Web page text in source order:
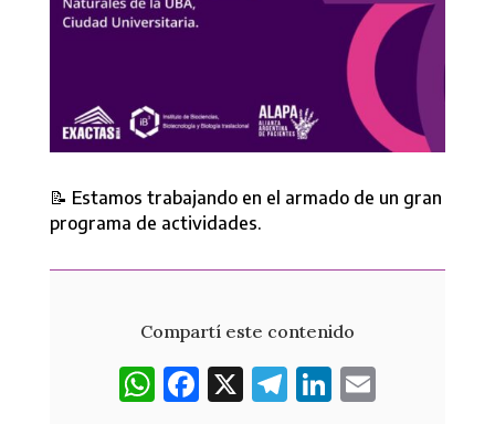
📝 Estamos trabajando en el armado de un gran
programa de actividades.
Compartí este contenido
W
F
X
T
L